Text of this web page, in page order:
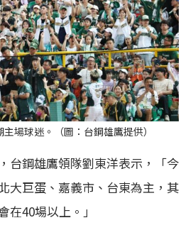
場球迷。（圖：台鋼雄鷹提供）
台鋼雄鷹領隊劉東洋表示，「今
大巨蛋、嘉義市、台東為主，其
在40場以上。」